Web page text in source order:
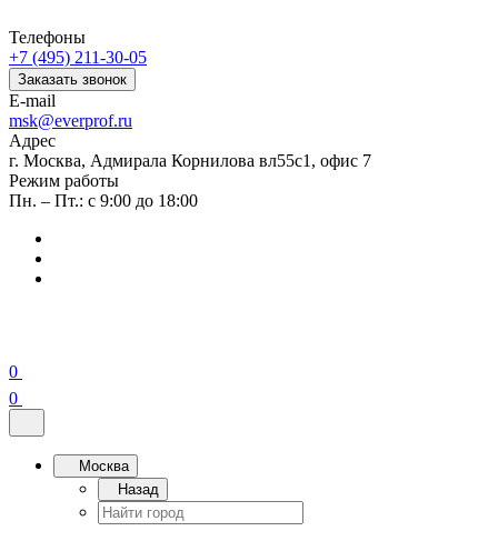
Телефоны
+7 (495) 211-30-05
Заказать звонок
E-mail
msk@everprof.ru
Адрес
г. Москва, Адмирала Корнилова вл55с1, офис 7
Режим работы
Пн. – Пт.: с 9:00 до 18:00
0
0
Москва
Назад